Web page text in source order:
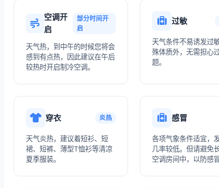
空调开
启
部分时间开
启
天气热，到中午的时候您将会
感到有点热，因此建议在午后
较热时开启制冷空调。
过敏
天气条件不易诱发过
殊体质外，无需担心
题。
穿衣 炎热
天气炎热，建议着短衫、短
裙、短裤、薄型T恤衫等清凉
夏季服装。
感冒
各项气象条件适宜，
几率较低。但请避免
空调房间中，以防感